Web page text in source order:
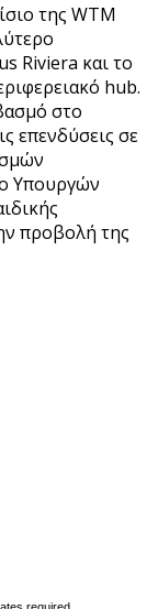
της WTM
Riviera και το
hub.
στο
επενδύσεις σε
Υπουργών
προβολή της